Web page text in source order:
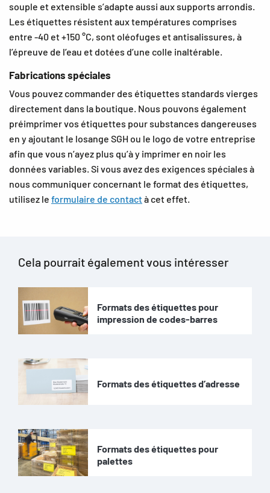
souple et extensible s’adapte aussi aux supports arrondis.
Les étiquettes résistent aux températures comprises
entre -40 et +150 °C, sont oléofuges et antisalissures, à
l’épreuve de l’eau et dotées d’une colle inaltérable.
Fabrications spéciales
Vous pouvez commander des étiquettes standards vierges
directement dans la boutique. Nous pouvons également
préimprimer vos étiquettes pour substances dangereuses
en y ajoutant le losange SGH ou le logo de votre entreprise
afin que vous n’ayez plus qu’à y imprimer en noir les
données variables. Si vous avez des exigences spéciales à
nous communiquer concernant le format des étiquettes,
utilisez le formulaire de contactà cet effet.
Cela pourrait également vous intéresser
Formats des étiquettes pour
impression de codes-barres
Formats des étiquettes d’adresse
Formats des étiquettes pour
palettes